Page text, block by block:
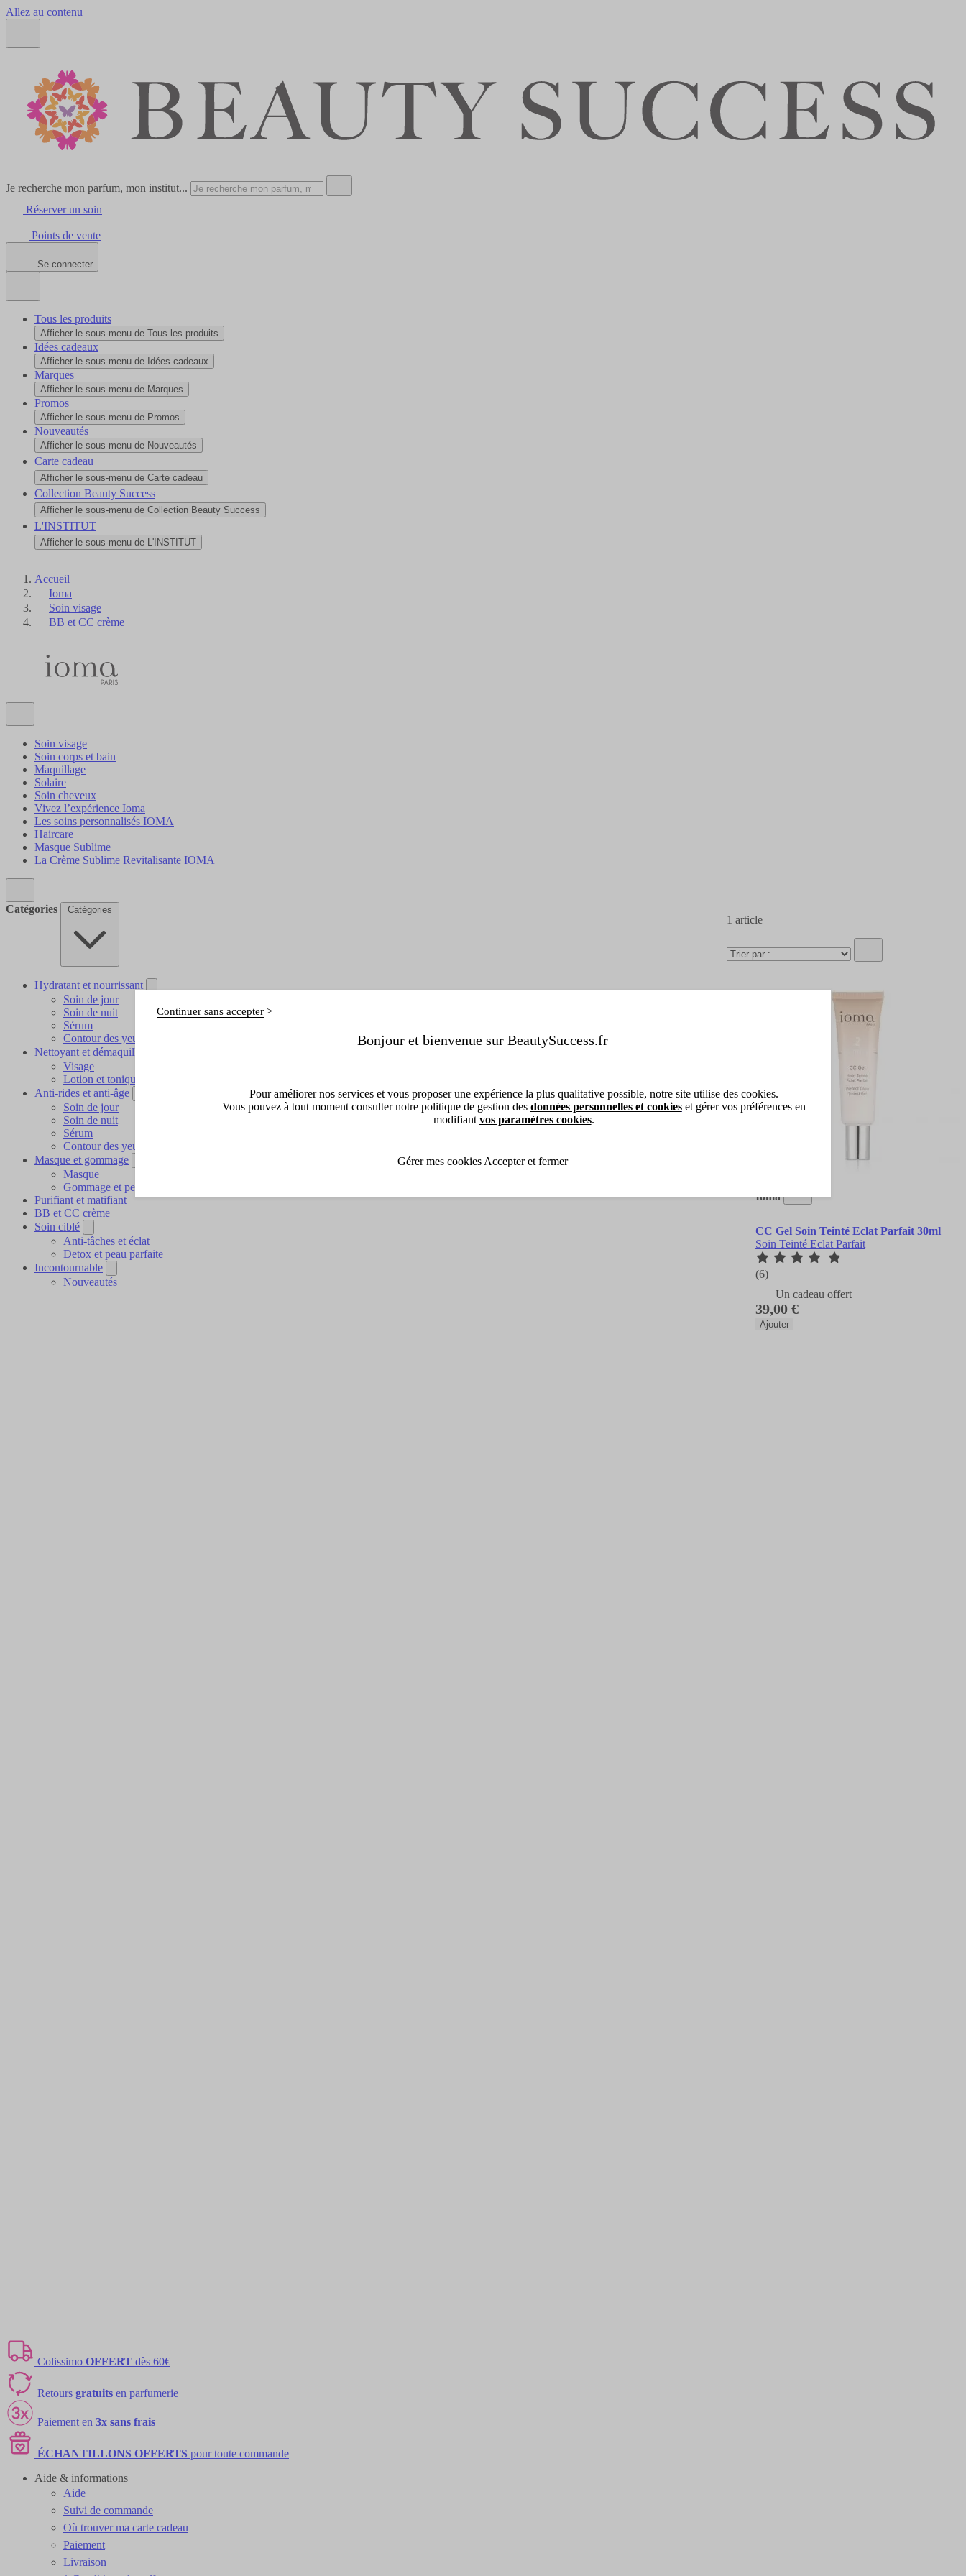
Allez au contenu
Je recherche mon parfum, mon institut...
Réserver un soin
Points de vente
Se connecter
Tous les produits
Afficher le sous-menu de Tous les produits
Idées cadeaux
Afficher le sous-menu de Idées cadeaux
Marques
Afficher le sous-menu de Marques
Promos
Afficher le sous-menu de Promos
Nouveautés
Afficher le sous-menu de Nouveautés
Carte cadeau
Afficher le sous-menu de Carte cadeau
Collection Beauty Success
Afficher le sous-menu de Collection Beauty Success
L'INSTITUT
Afficher le sous-menu de L'INSTITUT
Accueil
Ioma
Soin visage
BB et CC crème
Soin visage
Soin corps et bain
Maquillage
Solaire
Soin cheveux
Vivez l’expérience Ioma
Les soins personnalisés IOMA
Haircare
Masque Sublime
La Crème Sublime Revitalisante IOMA
Catégories Catégories
Hydratant et nourrissant
Soin de jour
Soin de nuit
Sérum
Contour des yeux et lèvres
Nettoyant et démaquillant
Visage
Lotion et tonique
Anti-rides et anti-âge
Soin de jour
Soin de nuit
Sérum
Contour des yeux et lèvres
Masque et gommage
Masque
Gommage et peeling
Purifiant et matifiant
BB et CC crème
Soin ciblé
Anti-tâches et éclat
Detox et peau parfaite
Incontournable
Nouveautés
1 article
Ioma
CC Gel Soin Teinté Eclat Parfait 30ml
Soin Teinté Eclat Parfait
(6)
Un cadeau offert
39,00 €
Ajouter
Colissimo OFFERT dès 60€
Retours gratuits en parfumerie
Paiement en 3x sans frais
ÉCHANTILLONS OFFERTS pour toute commande
Aide & informations
Aide
Suivi de commande
Où trouver ma carte cadeau
Paiement
Livraison
Bonjour et bienvenue sur BeautySuccess.fr
Continuer sans accepter
Pour améliorer nos services et vous proposer une expérience la plus qualitative possible, notre site utilise des cookies.
Vous pouvez à tout moment consulter notre politique de gestion des données personnelles et cookieset gérer vos préférences en
modifiant vos paramètres cookies.
Gérer mes cookies Accepter et fermer